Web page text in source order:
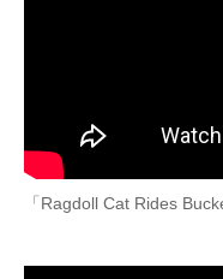
「Ragdoll Cat Rides